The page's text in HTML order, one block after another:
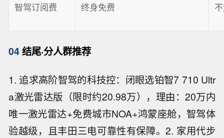
智驾订阅费 终身免费
04 结尾·分人群推荐
1. 追求高阶智驾的科技控：闭眼选铂智7 710 Ultr
a激光雷达版（限时约20.98万），理由：20万内
唯一激光雷达+免费城市NOA+鸿蒙座舱，智驾体
验越级，且丰田三电可靠性有保障。2. 家用代步